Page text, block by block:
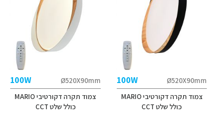
Ø520X90mm
100W
צמוד תקרה דקורטיבי MARIO
כולל שלט CCT
Ø520X90mm
100W
צמוד תקרה דקורטיבי MARIO
כולל שלט CCT